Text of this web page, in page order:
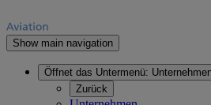
Show main navigation
Öffnet das Untermenü:
Zurück